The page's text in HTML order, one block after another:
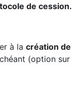
de cession.
à la création de
(option sur